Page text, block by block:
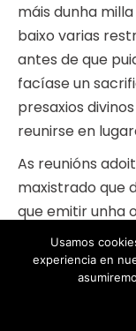
máis dunha
baixo varias
antes de que
facíase un
presaxios
reunirse en
As reunións
maxistrado que
que emitir unha
estaban
de portas
e escoitar se o
Os senadores
Usamos
experiencia en